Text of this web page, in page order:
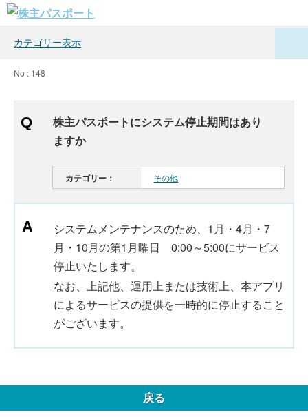
カテゴリー表示
No : 148
株主パスポートにシステム停止期間はあり
ますか
カテゴリー： その他
システムメンテナンスのため、1月・4月・7
月・10月の第1月曜日 0:00～5:00にサービス
停止いたします。
なお、上記他、運用上または技術上、本アプリ
によるサービスの提供を一時的に停止すること
がございます。
戻る